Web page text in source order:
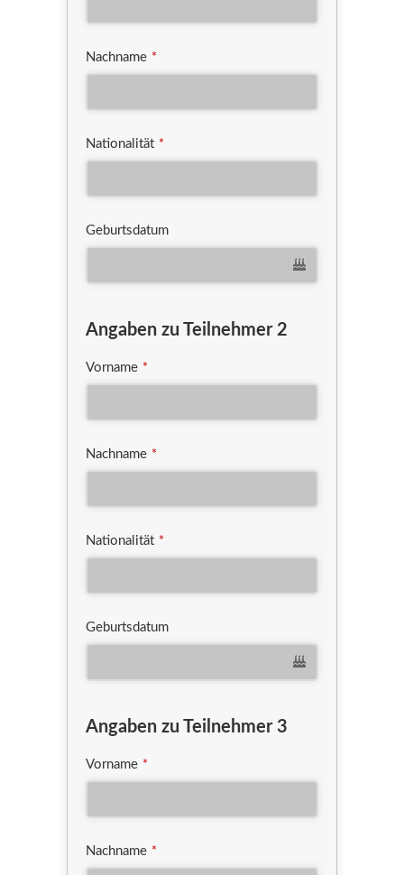
Nachname *
Nationalität *
Geburtsdatum
Angaben zu Teilnehmer 2
Vorname *
Nachname *
Nationalität *
Geburtsdatum
Angaben zu Teilnehmer 3
Vorname *
Nachname *